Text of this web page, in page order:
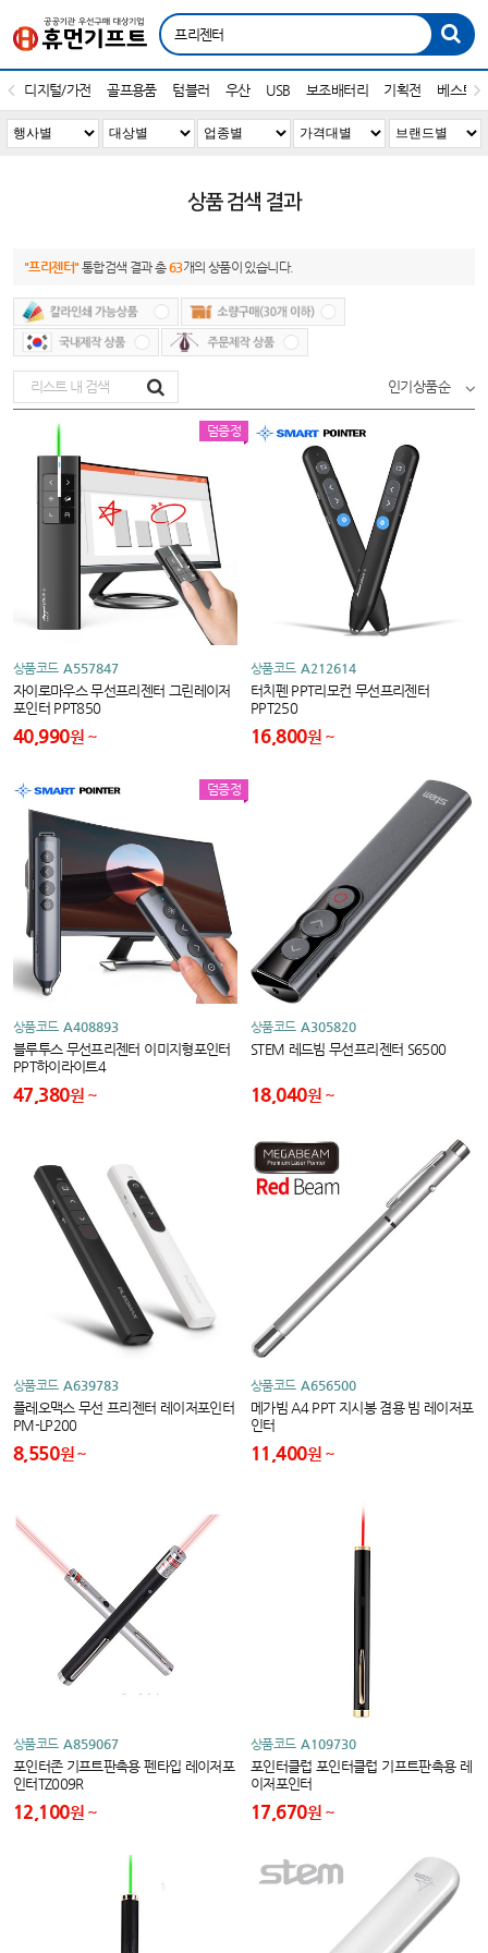
디지털/가전 골프용품 텀블러 우산 USB 보조배터리 기획전 베스트
상품 검색 결과
"프리젠터" 통합검색 결과 총63개의 상품이 있습니다.
인기상품순
덤증정
상품코드 A557847
자이로마우스 무선프리젠터 그린레이저
포인터 PPT850
40,990원
상품코드 A212614
터치펜 PPT리모컨 무선프리젠터
PPT250
16,800원
덤증정
상품코드 A408893
블루투스 무선프리젠터 이미지형포인터
PPT하이라이트4
47,380원
상품코드 A305820
STEM 레드빔 무선프리젠터 S6500
18,040원
상품코드 A639783
플레오맥스 무선 프리젠터 레이저포인터
PM-LP200
8,550원
상품코드 A656500
메가빔 A4 PPT 지시봉 겸용 빔 레이저포
인터
11,400원
상품코드 A859067
포인터존 기프트판촉용 펜타입 레이저포
인터TZ009R
12,100원
상품코드 A109730
포인터클럽 포인터클럽 기프트판촉용 레
이저포인터
17,670원